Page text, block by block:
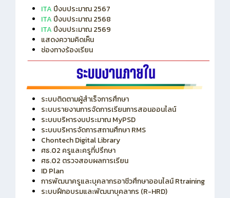
ITA ปีงบประมาณ 2567
ITA ปีงบประมาณ 2568
ITA ปีงบประมาณ 2569
แสดงความคิดเห็น
ช่องทางร้องเรียน
ระบบติดตามผู้สำเร็จการศึกษา
ระบบรายงานการจัดการเรียนการสอนออนไลน์
ระบบบริหารงบประมาณ MyPSD
ระบบบริหารจัดการสถานศึกษา RMS
Chontech Digital Library
ศธ.02 ครูและครูที่ปรึกษา
ศธ.02 ตรวจสอบผลการเรียน
ID Plan
การพัฒนาครูและบุคลากรอาชีวศึกษาออนไลน์ Rtraining
ระบบฝึกอบรมและพัฒนาบุคลากร (R-HRD)